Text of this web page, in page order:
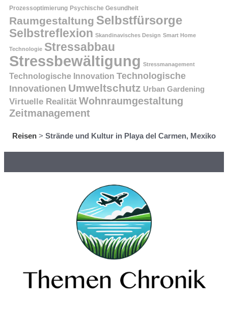
Prozessoptimierung Psychische Gesundheit
Raumgestaltung Selbstfürsorge
Selbstreflexion Skandinavisches Design Smart Home
Technologie Stressabbau
Stressbewältigung Stressmanagement
Technologische Innovation Technologische
Innovationen Umweltschutz Urban Gardening
Virtuelle Realität Wohnraumgestaltung
Zeitmanagement
Reisen > Strände und Kultur in Playa del Carmen, Mexiko